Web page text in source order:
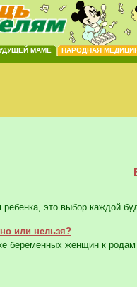
МАМЕ НАРОДНАЯ
это выбор каждой
или нельзя?
беременных женщин к